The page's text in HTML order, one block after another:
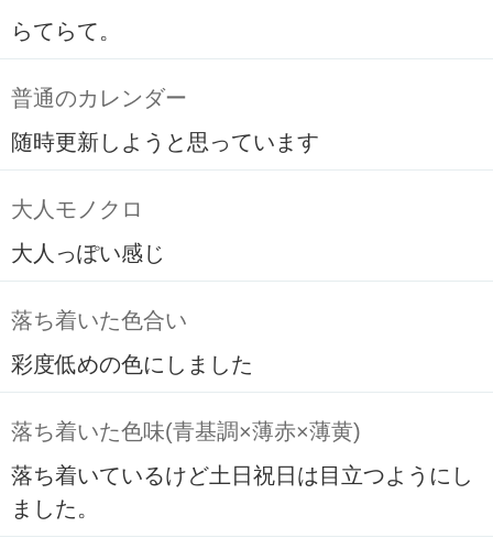
らてらて。
普通のカレンダー
随時更新しようと思っています
大人モノクロ
大人っぽい感じ
落ち着いた色合い
彩度低めの色にしました
落ち着いた色味(青基調×薄赤×薄黄)
落ち着いているけど土日祝日は目立つようにし
ました。